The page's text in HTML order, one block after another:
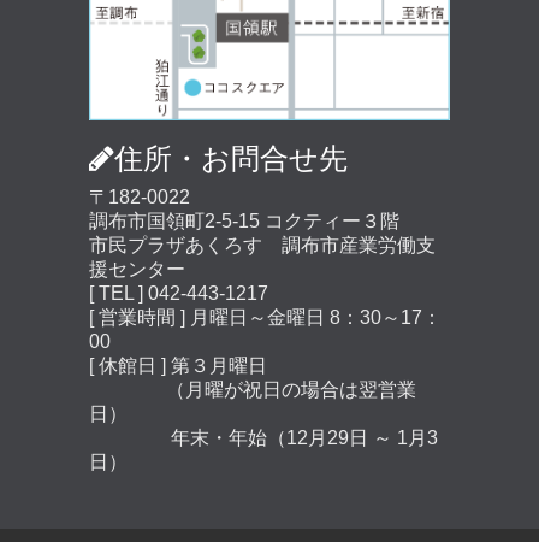
住所・お問合せ先
〒182-0022
調布市国領町2-5-15 コクティー３階
市民プラザあくろす 調布市産業労働支
援センター
[ TEL ] 042-443-1217
[ 営業時間 ] 月曜日～金曜日 8：30～17：
00
[ 休館日 ] 第３月曜日
（月曜が祝日の場合は翌営業
日）
年末・年始（12月29日 ～ 1月3
日）